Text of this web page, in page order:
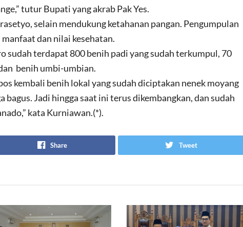
tutur Bupati yang akrab Pak Yes.
selain mendukung ketahanan pangan. Pengumpulan
dan nilai kesehatan.
sudah terdapat 800 benih padi yang sudah terkumpul, 70
benih umbi-umbian.
kembali benih lokal yang sudah diciptakan nenek moyang
bagus. Jadi hingga saat ini terus dikembangkan, dan sudah
kata Kurniawan.(*).
Share Tweet